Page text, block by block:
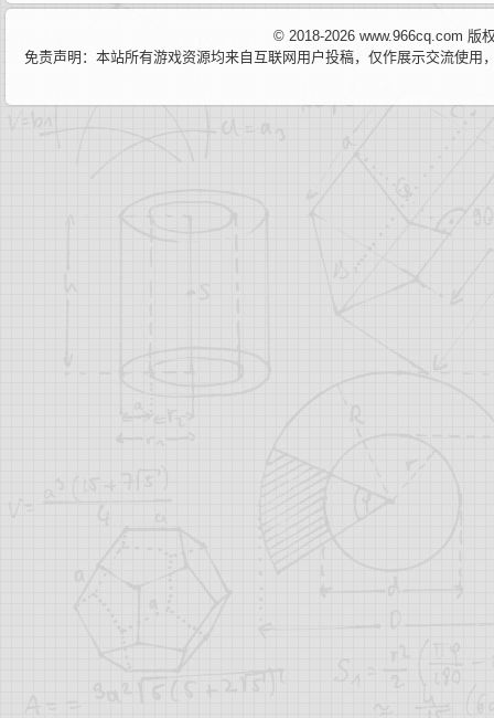
© 2018-2026 www.966cq.com 版
免责声明：本站所有游戏资源均来自互联网用户投稿，仅作展示交流使